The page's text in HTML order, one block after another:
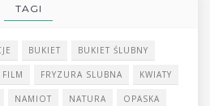
TAGI
BUKIET BUKIET ŚLUBNY
FILM FRYZURA SLUBNA KWIATY
NAMIOT NATURA OPASKA